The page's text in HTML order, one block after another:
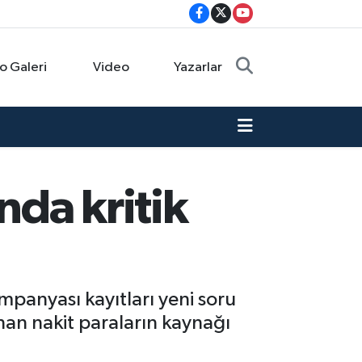
Galeri Video Yazarlar
kritik
kayıtları yeni soru
nakit paraların kaynağı